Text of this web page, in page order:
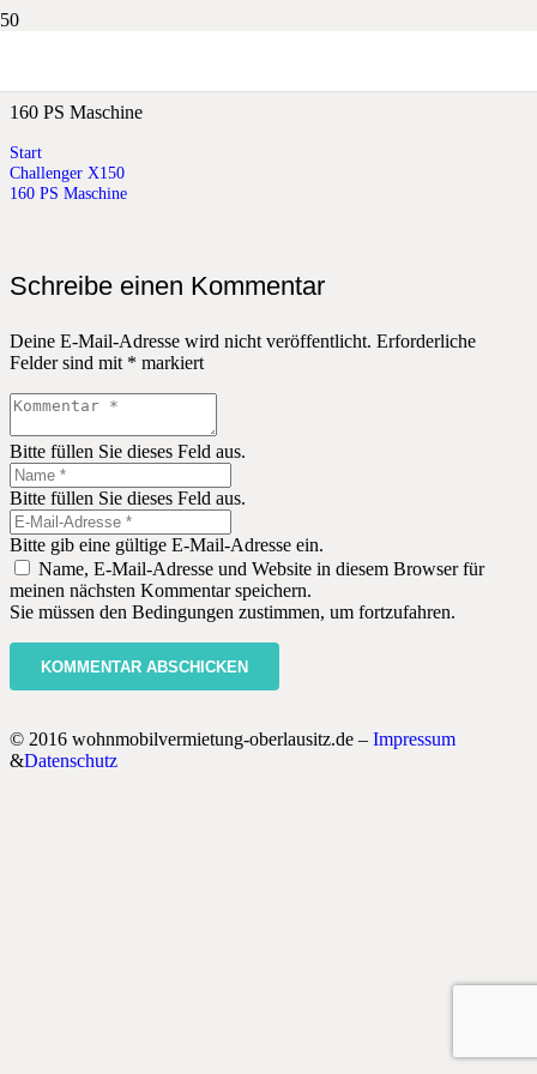
160 PS Maschine
Start
Challenger X150
160 PS Maschine
Schreibe einen Kommentar
Deine E-Mail-Adresse wird nicht veröffentlicht. Erforderliche
Felder sind mit * markiert
Bitte füllen Sie dieses Feld aus.
Bitte füllen Sie dieses Feld aus.
Bitte gib eine gültige E-Mail-Adresse ein.
Name, E-Mail-Adresse und Website in diesem Browser für
meinen nächsten Kommentar speichern.
Sie müssen den Bedingungen zustimmen, um fortzufahren.
KOMMENTAR ABSCHICKEN
© 2016 wohnmobilvermietung-oberlausitz.de – Impressum
&Datenschutz